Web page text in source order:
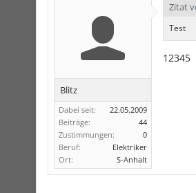
Blitz
Dabei seit:
22.05.2009
Beiträge:
44
Zustimmungen:
0
Beruf:
Elektriker
Ort:
S-Anhalt
Zitat
Test
12345